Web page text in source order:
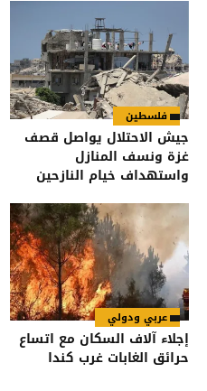
فلسطين
جيش الاحتلال يواصل قصف
غزة ونسف المنازل
واستهداف خيام النازحين
عربي ودولي
إجلاء آلاف السكان مع اتساع
حرائق الغابات غرب كندا